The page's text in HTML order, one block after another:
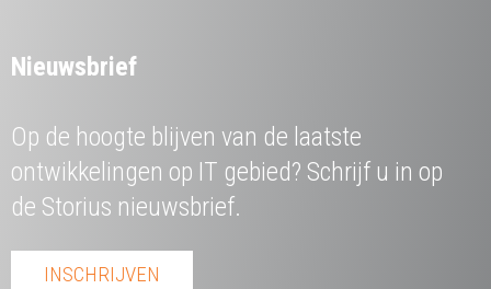
Nieuwsbrief
Op de hoogte blijven van de laatste
ontwikkelingen op IT gebied? Schrijf u in op
de Storius nieuwsbrief.
INSCHRIJVEN